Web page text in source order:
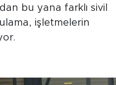
bu yana farklı sivil
işletmelerin